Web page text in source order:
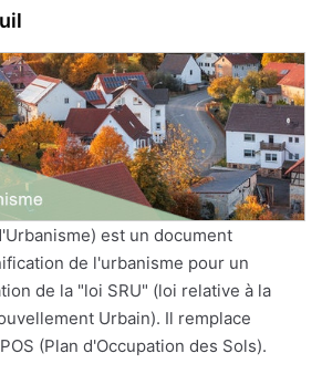
est un document
de l'urbanisme pour un
de la "loi SRU" (loi relative à la
Urbain). Il remplace
(Plan d'Occupation des Sols).